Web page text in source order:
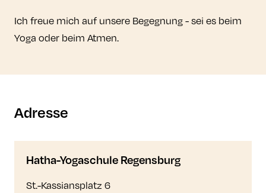
Ich freue mich auf unsere Begegnung - sei es beim
Yoga oder beim Atmen.
Adresse
Hatha-Yogaschule Regensburg
St.-Kassiansplatz 6